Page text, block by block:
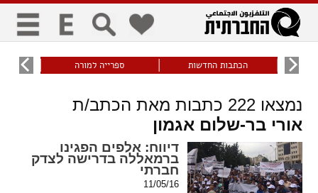
כללי
visibility_off
ביטול הבהובים ניווט מקלדת סימון כותרות
זום
הכתבות החדשות ספרייה למורה עוני
נמצאו222 כתבות מאת הכתב/ת
אורי בר-שלום אגמון
דיווח : אלפים הפגינו
ברמאללה בדרישה לצדק
חברתי
11/05/16